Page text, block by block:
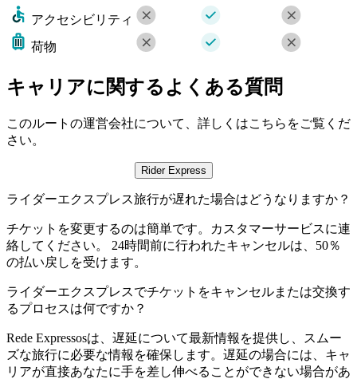
アクセシビリティ
荷物
キャリアに関するよくある質問
このルートの運営会社について、詳しくはこちらをご覧くだ
さい。
Rider Express
ライダーエクスプレス旅行が遅れた場合はどうなりますか？
チケットを変更するのは簡単です。カスタマーサービスに連
絡してください。 24時間前に行われたキャンセルは、50％
の払い戻しを受けます。
ライダーエクスプレスでチケットをキャンセルまたは交換す
るプロセスは何ですか？
Rede Expressosは、遅延について最新情報を提供し、スムー
ズな旅行に必要な情報を確保します。遅延の場合には、キャ
リアが直接あなたに手を差し伸べることができない場合があ